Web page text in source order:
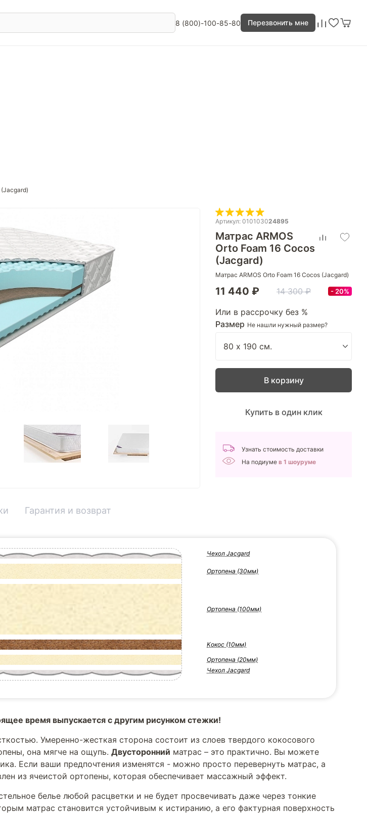
8 (800)-100-85-80 Перезвонить мне
Артикул: 010103024895
Матрас ARMOS
Orto Foam 16 Cocos
(Jacgard)
Матрас ARMOS Orto Foam 16 Cocos (Jacgard)
11 440 ₽ 14 300 ₽ 20%
Или в рассрочку без %
Размер Не нашли нужный размер?
В корзину
Купить в один клик
Узнать стоимость доставки
На подиуме в 1 шоуруме
Гарантия и возврат
Чехол Jacgard
Ортопена (30мм)
Ортопена (100мм)
Кокос (10мм)
Ортопена (20мм)
Чехол Jacgard
время выпускается с другим рисунком стежки!
Умеренно-жесткая сторона состоит из слоев твердого кокосового
она мягче на ощупь. Двусторонний матрас – это практично. Вы можете
Если ваши предпочтения изменятся - можно просто перевернуть матрас, а
из ячеистой ортопены, которая обеспечивает массажный эффект.
белье любой расцветки и не будет просвечивать даже через тонкие
матрас становится устойчивым к истиранию, а его фактурная поверхность